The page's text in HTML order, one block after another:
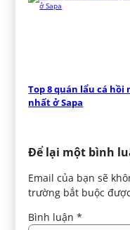
Top 8 quán lẩu cá hồi
nhất ở Sapa
Để lại một bình
Email của bạn sẽ
trường bắt buộc
Bình luận*